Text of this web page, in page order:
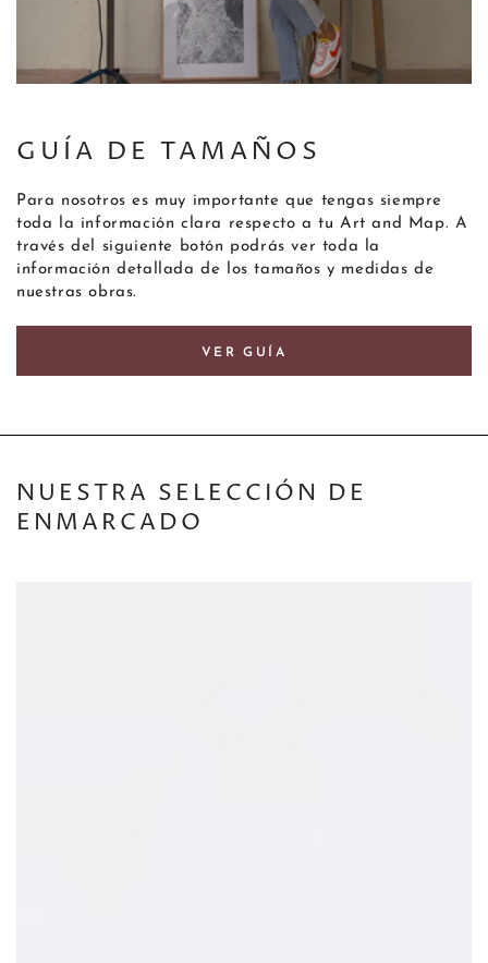
GUÍA DE TAMAÑOS
Para nosotros es muy importante que tengas siempre
toda la información clara respecto a tu Art and Map. A
través del siguiente botón podrás ver toda la
información detallada de los tamaños y medidas de
nuestras obras.
VER GUÍA
NUESTRA SELECCIÓN DE
ENMARCADO